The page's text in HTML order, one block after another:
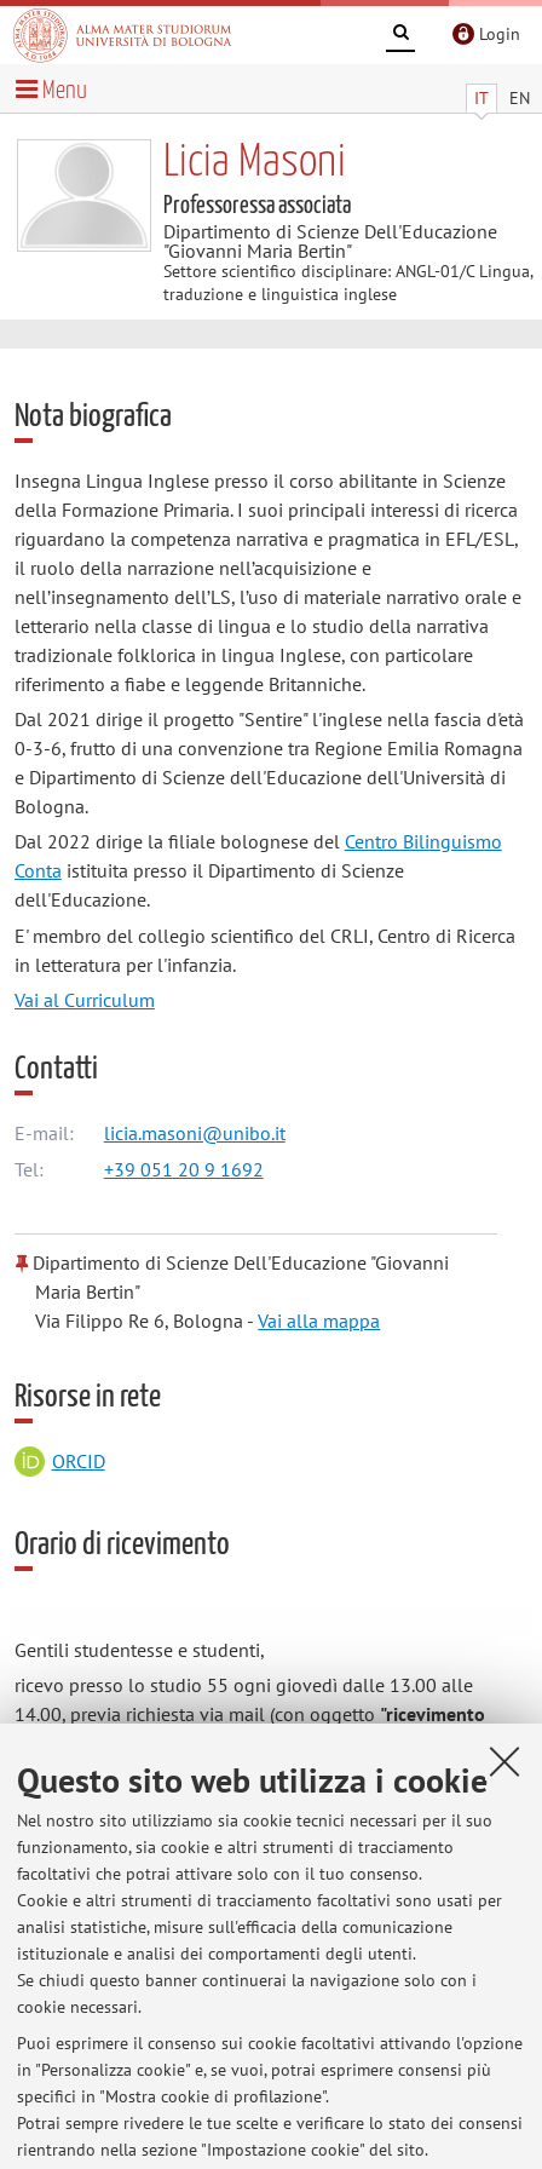
Questo sito web utilizza i cookie
Nel nostro sito utilizziamo sia cookie tecnici necessari per il suo
funzionamento, sia cookie e altri strumenti di tracciamento
facoltativi che potrai attivare solo con il tuo consenso.
Cookie e altri strumenti di tracciamento facoltativi sono usati per
analisi statistiche, misure sull'efficacia della comunicazione
istituzionale e analisi dei comportamenti degli utenti.
Se chiudi questo banner continuerai la navigazione solo con i
cookie necessari.
Puoi esprimere il consenso sui cookie facoltativi attivando l'opzione
in "Personalizza cookie" e, se vuoi, potrai esprimere consensi più
specifici in "Mostra cookie di profilazione".
Potrai sempre rivedere le tue scelte e verificare lo stato dei consensi
rientrando nella sezione "Impostazione cookie" del sito.
Login
IT EN
Menu
Licia Masoni
Professoressa associata
Dipartimento di Scienze Dell'Educazione
"Giovanni Maria Bertin"
Settore scientifico disciplinare: ANGL-01/C Lingua,
traduzione e linguistica inglese
Nota biografica
Insegna Lingua Inglese presso il corso abilitante in Scienze
della Formazione Primaria. I suoi principali interessi di ricerca
riguardano la competenza narrativa e pragmatica in EFL/ESL,
il ruolo della narrazione nell’acquisizione e
nell’insegnamento dell’LS, l’uso di materiale narrativo orale e
letterario nella classe di lingua e lo studio della narrativa
tradizionale folklorica in lingua Inglese, con particolare
riferimento a fiabe e leggende Britanniche.
Dal 2021 dirige il progetto "Sentire" l'inglese nella fascia d'età
0-3-6, frutto di una convenzione tra Regione Emilia Romagna
e Dipartimento di Scienze dell'Educazione dell'Università di
Bologna.
Dal 2022 dirige la filiale bolognese del Centro Bilinguismo
Conta istituita presso il Dipartimento di Scienze
dell'Educazione.
E' membro del collegio scientifico del CRLI, Centro di Ricerca
in letteratura per l'infanzia.
Vai al Curriculum
Contatti
E-mail:
licia.masoni@unibo.it
Tel:
+39 051 20 9 1692
Dipartimento di Scienze Dell'Educazione "Giovanni
Maria Bertin"
Via Filippo Re 6, Bologna -Vai alla mappa
Risorse in rete
ORCID
Orario di ricevimento
Gentili studentesse e studenti,
ricevo presso lo studio 55 ogni giovedì dalle 13.00 alle
14.00, previa richiesta via mail (con oggetto "ricevimento
ricevimento può essere svolto in presenza oppure tramite
Teams. Per tesiste e tesisti, possono essere concordati altre
date e orari via mail.
Si prega di controllare questo avviso fino alla mattina stessa del venerdì
caso di cambiamenti dovuti a cause di forza maggiore.
Grazie mille!
Ultimi avvisi
Al momento non sono presenti avvisi.